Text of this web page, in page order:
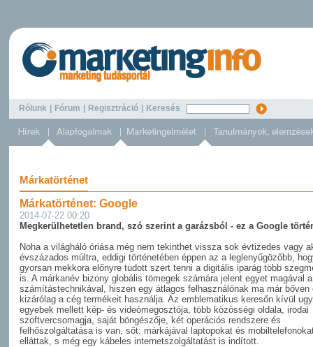
Rólunk Fórum Regisztráció Keresés
Márkatörténet
Márkatörténet: Google
2014-07-22 00:20
Megkerülhetetlen brand, szó szerint a garázsból - ez a Google
Noha a világháló óriása még nem tekinthet vissza sok évtizedes vagy
évszázados múltra, eddigi történetében éppen az a leglenyűgözőbb,
gyorsan mekkora előnyre tudott szert tenni a digitális iparág több
is. A márkanév bizony globális tömegek számára jelent egyet magával a
számítástechnikával, hiszen egy átlagos felhasználónak ma már bőven
kizárólag a cég termékeit használja. Az emblematikus keresőn kívül
egyebek mellett kép- és videómegosztója, több közösségi oldala, irodai
szoftvercsomagja, saját böngészője, két operációs rendszere és
felhőszolgáltatása is van, sőt: márkájával laptopokat és
elláttak, s még egy kábeles internetszolgáltatást is indított.